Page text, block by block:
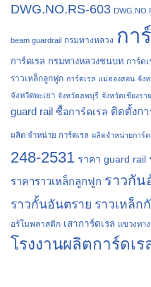
DWG.NO.RS-603
beam guardrail กรมทางหลวง กา
การ์ดเรล กรมทางหลวงชนบท การ์ด
ราวเหล็กลูกฟูก การ์ดเรล แม่ฮ่องสอน จัง
จังหวัดพะเยา จังหวัดลพบุรี จังหวัดเชียงราย
guard rail ซื้อการ์ดเรล ติดตั้งกา
ผลิต จำหน่าย การ์ดเรล ผลิตจำหน่ายการ์ด
248-2531 ราคา guard rail
ราคาราวเหล็กลูกฟูก ราวกัน
ราวกั้นอันตราย ราวเหล็ก
อร์โมพลาสติก เสาการ์ดเรล แขวงทา
โรงงานผลิตการ์ดเร